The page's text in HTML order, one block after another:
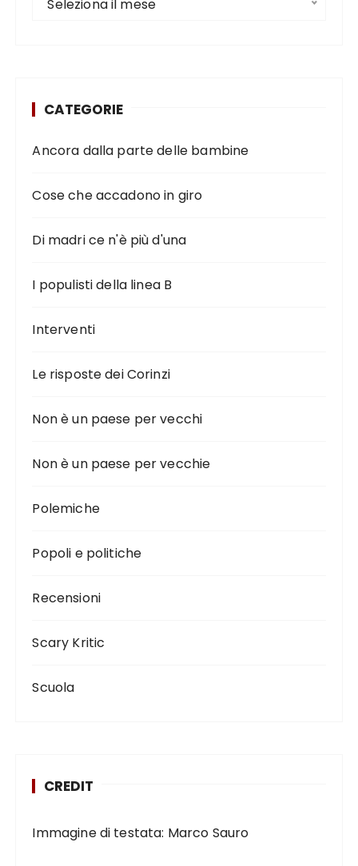
Seleziona il mese
CATEGORIE
Ancora dalla parte delle bambine
Cose che accadono in giro
Di madri ce n'è più d'una
I populisti della linea B
Interventi
Le risposte dei Corinzi
Non è un paese per vecchi
Non è un paese per vecchie
Polemiche
Popoli e politiche
Recensioni
Scary Kritic
Scuola
CREDIT
Immagine di testata: Marco Sauro